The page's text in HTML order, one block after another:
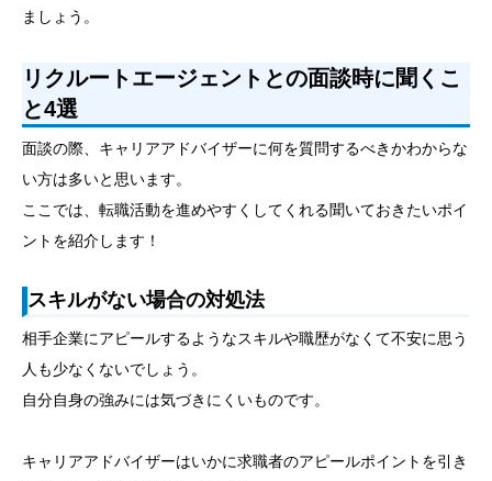
ましょう。
リクルートエージェントとの面談時に聞くこ
と4選
面談の際、キャリアアドバイザーに何を質問するべきかわからな
い方は多いと思います。
ここでは、転職活動を進めやすくしてくれる聞いておきたいポイ
ントを紹介します！
スキルがない場合の対処法
相手企業にアピールするようなスキルや職歴がなくて不安に思う
人も少なくないでしょう。
自分自身の強みには気づきにくいものです。
キャリアアドバイザーはいかに求職者のアピールポイントを引き